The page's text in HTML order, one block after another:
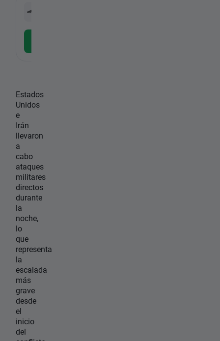
Estados
Unidos
e
Irán
llevaron
a
cabo
ataques
militares
directos
durante
la
noche,
lo
que
representa
la
escalada
más
grave
desde
el
inicio
del